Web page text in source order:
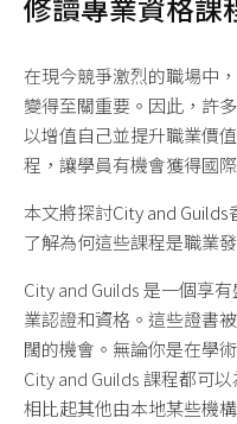
在現今競爭激烈的職場中
變得至關重要。因此，許
以增值自己並提升職業價
程，讓學員有機會獲得國
本文將探討City and Guilds
了解為何這些課程是職業
City and Guilds 是一個享
業認證和資格。這些證書
闊的機會。無論你是在學
City and Guilds 課程都可
相比起其他由本地某些機